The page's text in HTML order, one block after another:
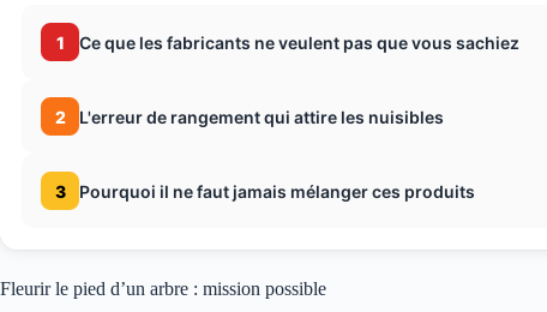
1 Ce que les fabricants ne veulent pas que vous sachiez
2 L'erreur de rangement qui attire les nuisibles
3 Pourquoi il ne faut jamais mélanger ces produits
Fleurir le pied d’un arbre : mission possible